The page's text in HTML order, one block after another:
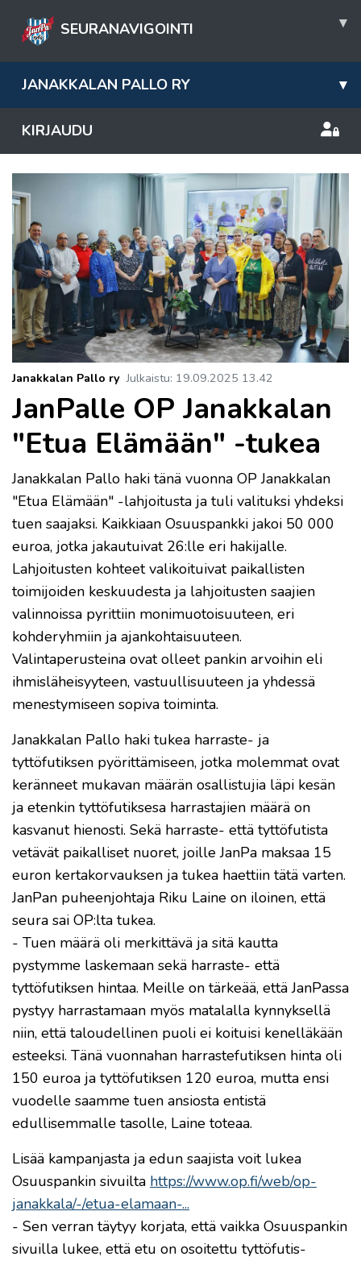
SEURANAVIGOINTI ▾
JANAKKALAN PALLO RY ▾
KIRJAUDU
Janakkalan Pallo ry Julkaistu: 19.09.2025 13.42
JanPalle OP Janakkalan
"Etua Elämään" -tukea
Janakkalan Pallo haki tänä vuonna OP Janakkalan
"Etua Elämään" -lahjoitusta ja tuli valituksi yhdeksi
tuen saajaksi. Kaikkiaan Osuuspankki jakoi 50 000
euroa, jotka jakautuivat 26:lle eri hakijalle.
Lahjoitusten kohteet valikoituivat paikallisten
toimijoiden keskuudesta ja lahjoitusten saajien
valinnoissa pyrittiin monimuotoisuuteen, eri
kohderyhmiin ja ajankohtaisuuteen.
Valintaperusteina ovat olleet pankin arvoihin eli
ihmisläheisyyteen, vastuullisuuteen ja yhdessä
menestymiseen sopiva toiminta.
Janakkalan Pallo haki tukea harraste- ja
tyttöfutiksen pyörittämiseen, jotka molemmat ovat
keränneet mukavan määrän osallistujia läpi kesän
ja etenkin tyttöfutiksesa harrastajien määrä on
kasvanut hienosti. Sekä harraste- että tyttöfutista
vetävät paikalliset nuoret, joille JanPa maksaa 15
euron kertakorvauksen ja tukea haettiin tätä varten.
JanPan puheenjohtaja Riku Laine on iloinen, että
seura sai OP:lta tukea.
- Tuen määrä oli merkittävä ja sitä kautta
pystymme laskemaan sekä harraste- että
tyttöfutiksen hintaa. Meille on tärkeää, että JanPassa
pystyy harrastamaan myös matalalla kynnyksellä
niin, että taloudellinen puoli ei koituisi kenelläkään
esteeksi. Tänä vuonnahan harrastefutiksen hinta oli
150 euroa ja tyttöfutiksen 120 euroa, mutta ensi
vuodelle saamme tuen ansiosta entistä
edullisemmalle tasolle, Laine toteaa.
Lisää kampanjasta ja edun saajista voit lukea
Osuuspankin sivuilta https://www.op.fi/web/op-
janakkala/-/etua-elamaan-...
- Sen verran täytyy korjata, että vaikka Osuuspankin
sivuilla lukee, että etu on osoitettu tyttöfutis-